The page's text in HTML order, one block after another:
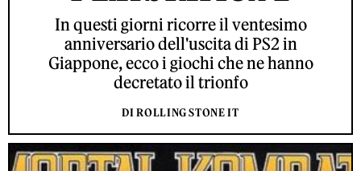
In questi giorni ricorre il ventesimo
anniversario dell'uscita di PS2 in
Giappone, ecco i giochi che ne hanno
decretato il trionfo
DI ROLLING STONE IT